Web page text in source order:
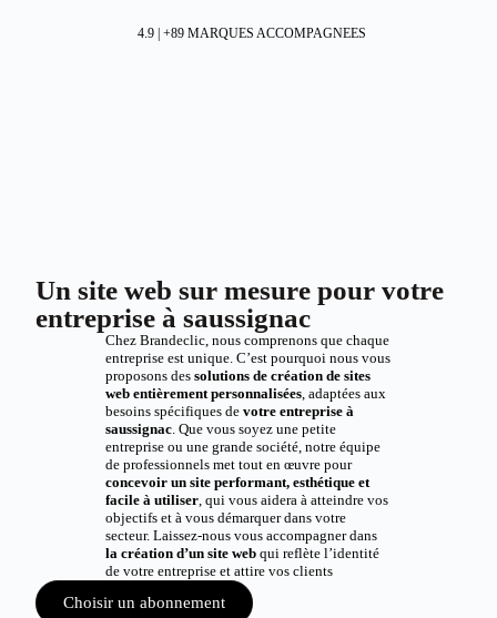
4.9 | +89 MARQUES ACCOMPAGNEES
Un site web sur mesure pour votre
entreprise à saussignac
Chez Brandeclic, nous comprenons que chaque
entreprise est unique. C’est pourquoi nous vous
proposons des solutions de création de sites
web entièrement personnalisées, adaptées aux
besoins spécifiques de votre entreprise à
saussignac. Que vous soyez une petite
entreprise ou une grande société, notre équipe
de professionnels met tout en œuvre pour
concevoir un site performant, esthétique et
facile à utiliser, qui vous aidera à atteindre vos
objectifs et à vous démarquer dans votre
secteur. Laissez-nous vous accompagner dans
la création d’un site webqui reflète l’identité
de votre entreprise et attire vos clients
Choisir un abonnement